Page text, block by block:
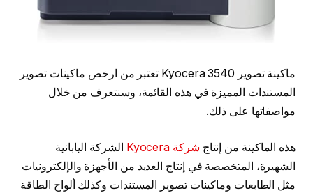
ماكينة تصوير Kyocera 3540 تعتبر من ارخص ماكينات تصوير
المستندات المميزة في هذه القائمة، وسنتعرف من خلال
مواصفاتها على ذلك.
هذه الماكينة من إنتاج شركة Kyocera
الشركة اليابانية
الشهيرة، المتخصصة في إنتاج العديد من الأجهزة والإلكترونيات
مثل الطابعات وماكينات تصوير المستندات وكذلك ألواح الطاقة